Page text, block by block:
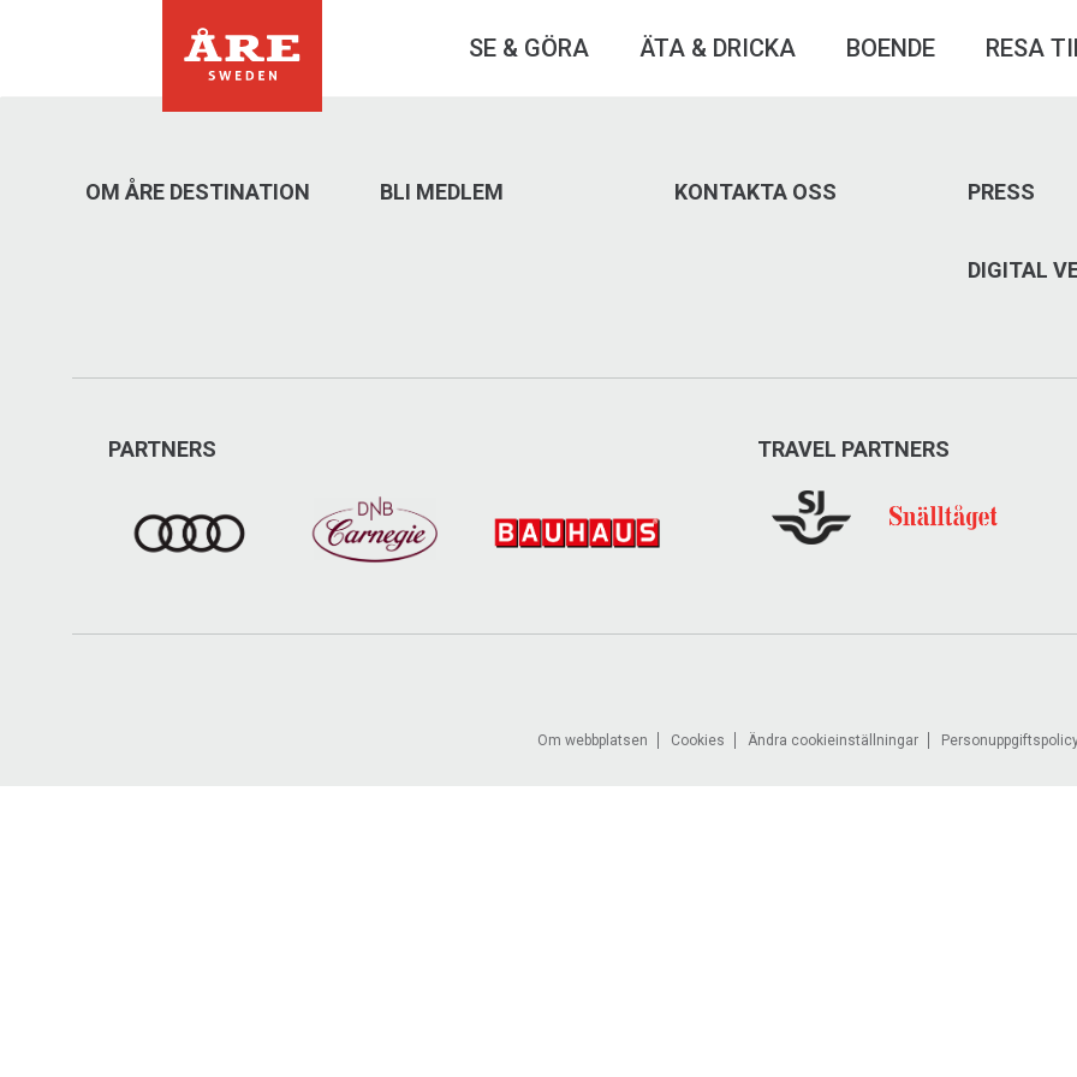
SE & GÖRA ÄTA & DRICKA BOENDE RESA
OM ÅRE DESTINATION BLI MEDLEM KONTAKTA OSS PRESS
DIGITAL
PARTNERS TRAVEL PARTNERS
Om webbplatsen Cookies Ändra cookieinställningar